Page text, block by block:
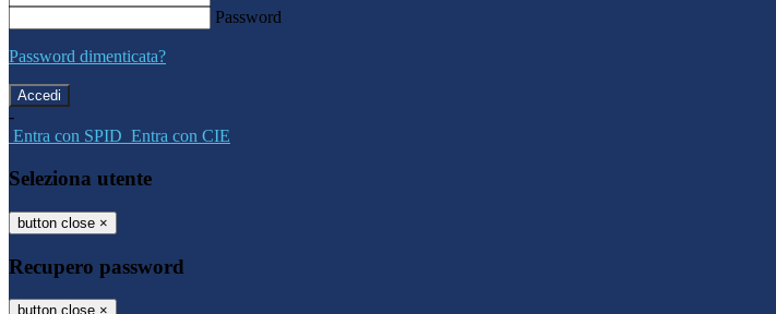
Password
Password dimenticata?
-
Entra con SPID Entra con CIE
Seleziona utente
button close ×
Recupero password
button close ×